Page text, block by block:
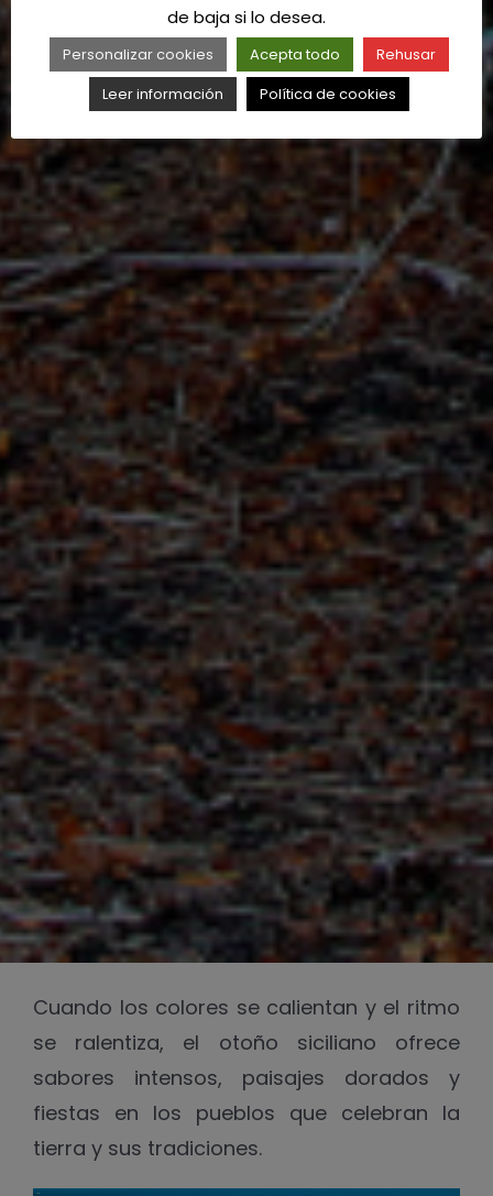
Cuando los colores se calientan y el ritmo
se ralentiza, el otoño siciliano ofrece
sabores intensos, paisajes dorados y
fiestas en los pueblos que celebran la
tierra y sus tradiciones.
de baja si lo desea.
Personalizar cookies Acepta todo
Rehusar
Leer información
Política de cookies